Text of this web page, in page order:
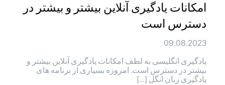
امکانات یادگیری آنلاین بیشتر و بیشتر در
دسترس است
09.08.2023
یادگیری انگلیسی به لطف امکانات یادگیری آنلاین بیشتر و
بیشتر در دسترس است. امروزه بسیاری از برنامه های
یادگیری زبان انگل […]